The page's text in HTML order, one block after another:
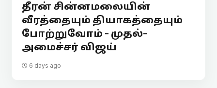
தீரன் சின்னமலையின்
வீரத்தையும் தியாகத்தையும்
போற்றுவோம் - முதல்-
அமைச்சர் விஜய்
6 days ago